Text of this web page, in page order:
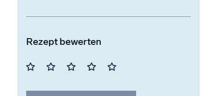
Rezept bewerten
Mit Mit Mit Mit Mit